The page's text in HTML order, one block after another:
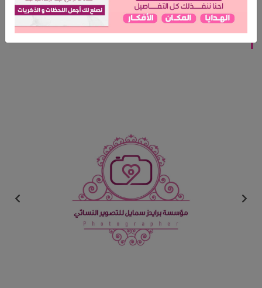
مؤسسة برايدز سمايل للتصوير النسائي
المدينة: الرياض